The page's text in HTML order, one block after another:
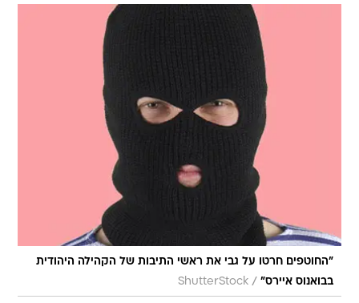
"החוטפים חרטו על גבי את ראשי התיבות של הקהילה היהודית
בבואנוס איירס" /
ShutterStock